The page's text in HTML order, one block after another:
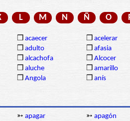
L M N Ñ O
❒ acaecer ❒ acelerar
❒ adulto ❒ afasia
❒ alcachofa ❒ Alcocer
❒ aluche ❒ amarillo
❒ Angola ❒ anís
➳ apagar ➳ apagón